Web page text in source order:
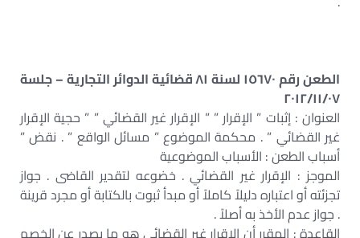
الطعن رقم ١٥٦٧٠ لسنة ٨١ قضائية الدوائر التجارية – جلسة
٢٠١٢/١١/٠٧
العنوان : إثبات ” الإقرار ” ” الإقرار غير القضائي ” ” حجية الإقرار
غير القضائي ” . محكمة الموضوع ” مسائل الواقع ” . نقض ”
أسباب الطعن : الأسباب الموضوعية
الموجز : الإقرار غير القضائي . خضوعه لتقدير القاضى . جواز
تجزئته أو اعتباره دليلاً كاملاً أو مبدأ ثبوت بالكتابة أو مجرد قرينة
. جواز عدم الأخذ به أصلاً .
القاعدة : المقرر أن الإقرار غير القضائي هو ما يصدر عن الخصم